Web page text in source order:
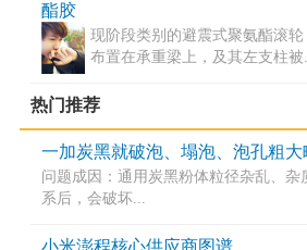
酯胶
现阶段类别的避震式聚氨酯滚
布置在承重梁上，及其左支柱被
热门推荐
一加炭黑就破泡、塌泡、泡孔粗大
问题成因：通用炭黑粉体粒径杂乱、杂
系后，会破坏...
小米澎程核心供应商图谱